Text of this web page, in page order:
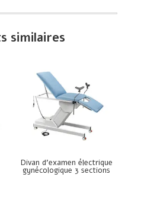
similaires
Divan d’examen électrique
gynécologique 3 sections